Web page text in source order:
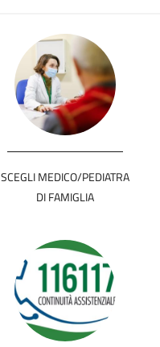
SCEGLI MEDICO/PEDIATRA
DI FAMIGLIA